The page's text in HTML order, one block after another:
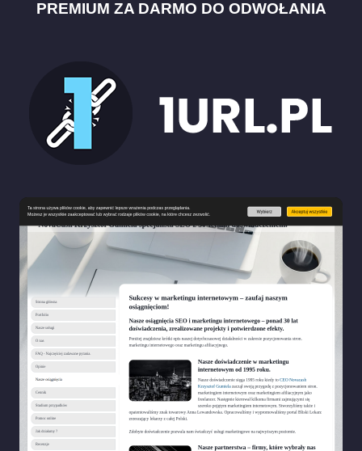
PREMIUM ZA DARMO DO ODWOŁANIA